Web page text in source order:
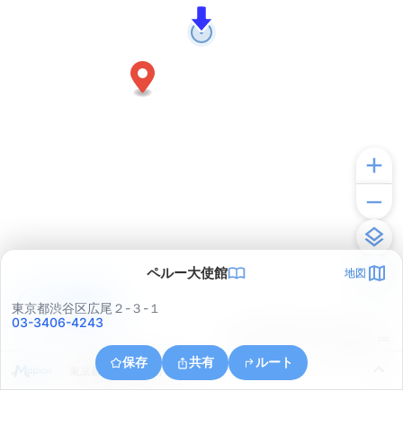
ペルー大使館 地図
東京都渋谷区広尾２-３-１
03-3406-4243
保存 共有 ルート
東京都港区赤坂６丁目５
アプリで見る